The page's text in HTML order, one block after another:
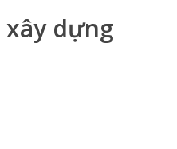
xây dựng